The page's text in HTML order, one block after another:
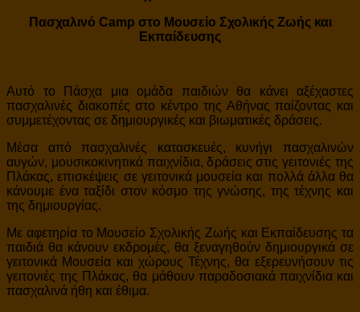
Πασχαλινό Camp στο Μουσείο Σχολικής Ζωής και
Εκπαίδευσης
Αυτό το Πάσχα μια ομάδα παιδιών θα κάνει αξέχαστες
πασχαλινές διακοπές στο κέντρο της Αθήνας παίζοντας και
συμμετέχοντας σε δημιουργικές και βιωματικές δράσεις.
Μέσα από πασχαλινές κατασκευές, κυνήγι πασχαλινών
αυγών, μουσικοκινητικά παιχνίδια, δράσεις στις γειτονιές της
Πλάκας, επισκέψεις σε γειτονικά μουσεία και πολλά άλλα θα
κάνουμε ένα ταξίδι στον κόσμο της γνώσης, της τέχνης και
της δημιουργίας.
Με αφετηρία το Μουσείο Σχολικής Ζωής και Εκπαίδευσης τα
παιδιά θα κάνουν εκδρομές, θα ξεναγηθούν δημιουργικά σε
γειτονικά Μουσεία και χώρους Τέχνης, θα εξερευνήσουν τις
γειτονιές της Πλάκας, θα μάθουν παραδοσιακά παιχνίδια και
πασχαλινά ήθη και έθιμα.